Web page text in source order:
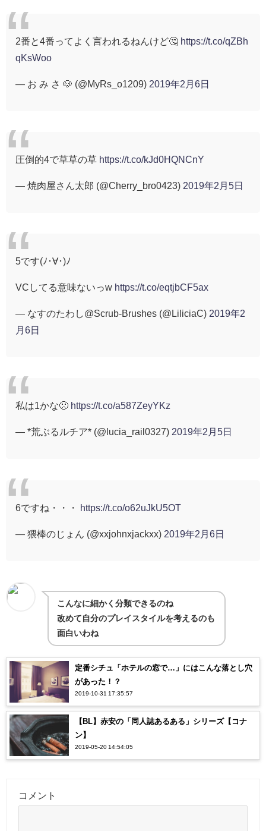
2番と4番ってよく言われるねんけど🤔 https://t.co/qZBh
qKsWoo
— お み さ 🐶 (@MyRs_o1209) 2019年2月6日
圧倒的4で草草の草 https://t.co/kJd0HQNCnY
— 焼肉屋さん太郎 (@Cherry_bro0423) 2019年2月5日
5です(ﾉ･∀･)ﾉ
VCしてる意味ないっw https://t.co/eqtjbCF5ax
— なすのたわし@Scrub-Brushes (@LiliciaC) 2019年2
月6日
私は1かな🙁 https://t.co/a587ZeyYKz
— *荒ぶるルチア* (@lucia_rail0327) 2019年2月5日
6ですね・・・ https://t.co/o62uJkU5OT
— 猥棒のじょん (@xxjohnxjackxx) 2019年2月6日
こんなに細かく分類できるのね
改めて自分のプレイスタイルを考えるのも
面白いわね
定番シチュ「ホテルの窓で…」にはこんな落とし穴
があった！？
2019-10-31 17:35:57
【BL】赤安の「同人誌あるある」シリーズ【コナ
ン】
2019-05-20 14:54:05
コメント